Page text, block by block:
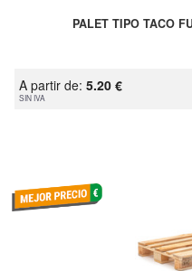
PALET TIPO TACO
A partir de: 5.20 €
SIN IVA